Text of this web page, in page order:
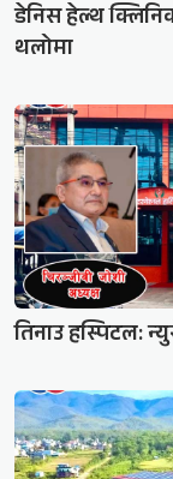
डेनिस हेल्थ
थलोमा
तिनाउ हस्पिटल: